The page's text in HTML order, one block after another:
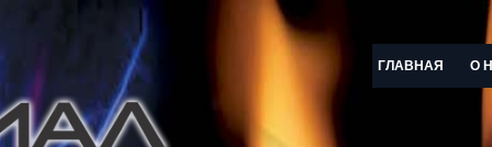
ГЛАВНАЯ О